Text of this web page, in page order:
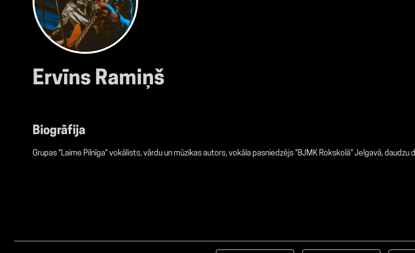
Ervīns Ramiņš
Biogrāfija
Grupas "Laime Pilnīga" vokālists, vārdu un mūzikas autors, vokāla pasniedzējs "BJMK Rokskolā" Jelgavā, daudzu